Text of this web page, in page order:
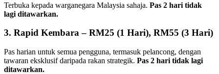
Terbuka kepada warganegara Malaysia sahaja. Pas 2 hari tidak
lagi ditawarkan.
3. Rapid Kembara– RM25 (1 Hari), RM55 (3 Hari)
Pas harian untuk semua pengguna, termasuk pelancong, dengan
tawaran eksklusif daripada rakan strategik. Pas 2 hari tidak lagi
ditawarkan.